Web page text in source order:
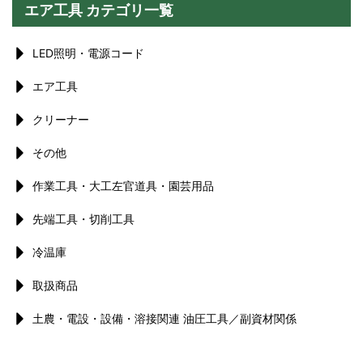
エア工具 カテゴリ一覧
LED照明・電源コード
エア工具
クリーナー
その他
作業工具・大工左官道具・園芸用品
先端工具・切削工具
冷温庫
取扱商品
土農・電設・設備・溶接関連 油圧工具／副資材関係